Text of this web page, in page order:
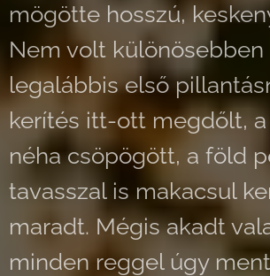
mögötte hosszú,
Nem volt különösebben
legalábbis első
kerítés itt-ott megdőlt,
néha csöpögött, a föld
tavasszal is makacsul
maradt. Mégis akadt
minden reggel úgy